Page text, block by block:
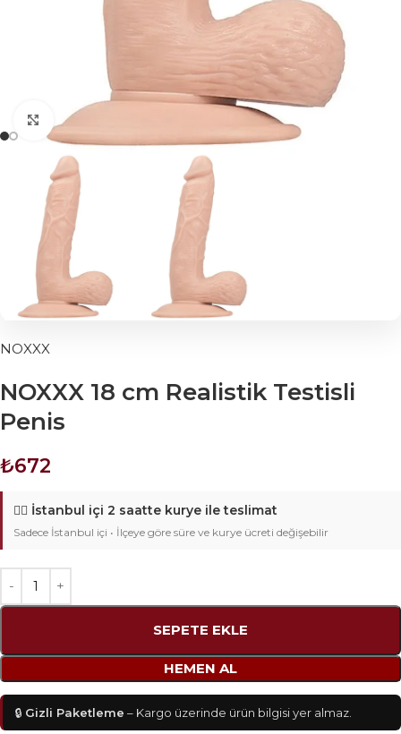
Click to enlarge
NOXXX
NOXXX 18 cm Realistik Testisli
Penis
₺672
🚴‍♂️ İstanbul içi 2 saatte kurye ile teslimat
Sadece İstanbul içi • İlçeye göre süre ve kurye ücreti değişebilir
SEPETE EKLE
HEMEN AL
🔒 Gizli Paketleme – Kargo üzerinde ürün bilgisi yer almaz.